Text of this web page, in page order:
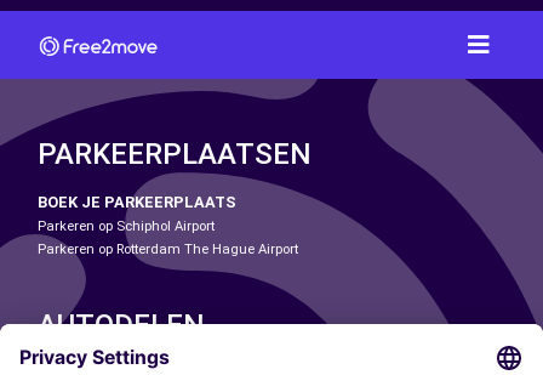
PARKEERPLAATSEN
BOEK JE PARKEERPLAATS
Parkeren op Schiphol Airport
Parkeren op Rotterdam The Hague Airport
AUTODELEN